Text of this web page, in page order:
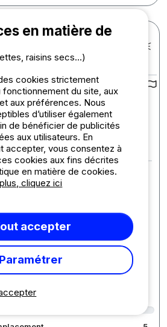
V.
2026
2026 - 18/07/2026
confortable.
nous sommes rentrés n’était pas
l’impression d’être ... Lire la suite
: Tente Lodge Tribu (Type
féerique
d’insectes et pas propre à
terrasse, complè ... Lire la suite
en matière de
raisins secs...)
cookies strictement
fonctionnement du site, aux
aux préférences. Nous
d’utiliser également
de bénéficier de publicités
aux utilisateurs. En
accepter, vous consentez à
cookies aux fins décrites
en matière de cookies.
cliquez ici
accepter
Paramétrer